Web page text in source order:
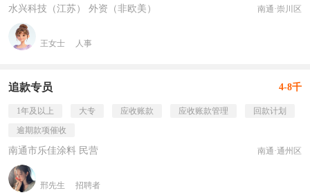
水兴科技（江苏） 外资（非欧美） 南通·崇川区
王女士 人事
追款专员 4-8千
1年及以上 大专 应收账款 应收账款管理
回款计划
逾期款项催收
南通市乐佳涂料 民营 南通·通州区
邢先生 招聘者